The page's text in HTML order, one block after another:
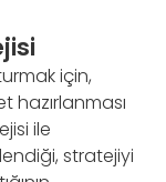
için,
ile
stratejiyi